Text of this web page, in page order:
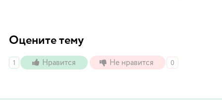
Оцените тему
1 Нравится Не нравится 0